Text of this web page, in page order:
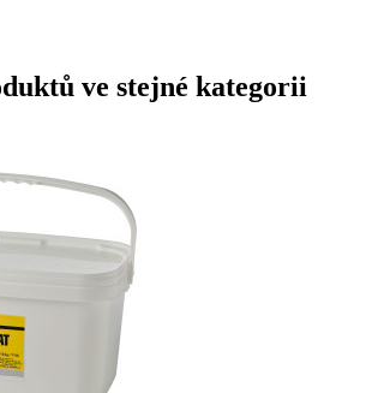
ve stejné kategorii